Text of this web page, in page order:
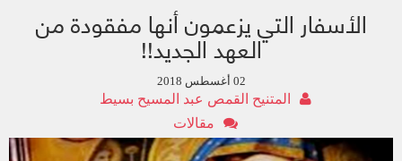
الأسفار التي يزعمون أنها مفقودة من
العهد الجديد!!
02 أغسطس 2018
المتنيح القمص عبد المسيح بسيط
مقالات